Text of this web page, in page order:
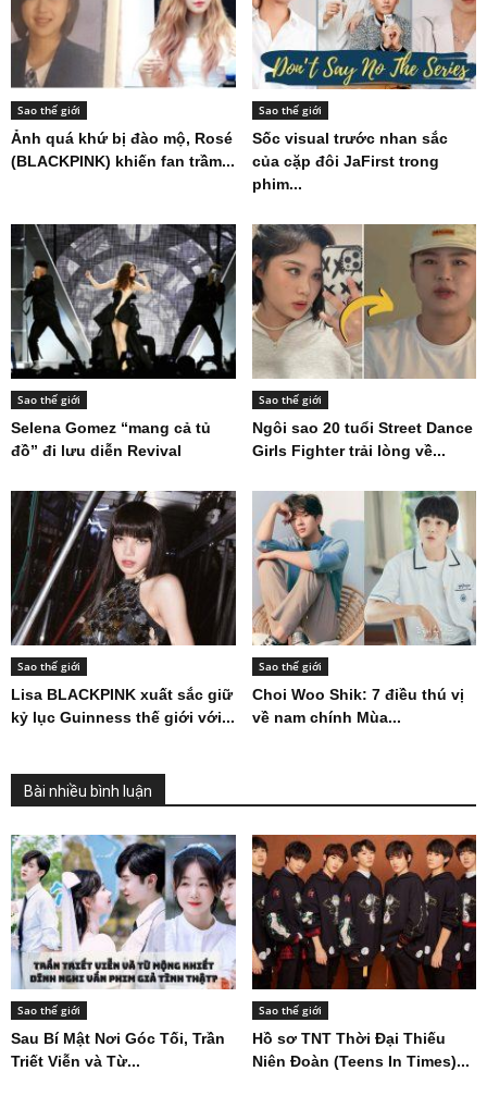
Sao thế giới
Ảnh quá khứ bị đào mộ, Rosé
(BLACKPINK) khiến fan trầm...
Sao thế giới
Sốc visual trước nhan sắc
của cặp đôi JaFirst trong
phim...
Sao thế giới
Selena Gomez “mang cả tủ
đồ” đi lưu diễn Revival
Sao thế giới
Ngôi sao 20 tuổi Street Dance
Girls Fighter trải lòng về...
Sao thế giới
Lisa BLACKPINK xuất sắc giữ
kỷ lục Guinness thế giới với...
Sao thế giới
Choi Woo Shik: 7 điều thú vị
về nam chính Mùa...
Bài nhiều bình luận
Sao thế giới
Sau Bí Mật Nơi Góc Tối, Trần
Triết Viễn và Từ...
Sao thế giới
Hồ sơ TNT Thời Đại Thiếu
Niên Đoàn (Teens In Times)...